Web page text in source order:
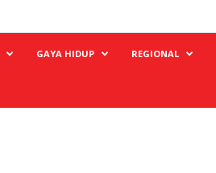
GAYA HIDUP REGIONAL